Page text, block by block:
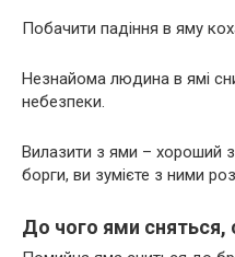
Побачити падіння в яму
Незнайома людина в ямі
небезпеки.
Вилазити з ями – хороший
борги, ви зумієте з ними
До чого ями сняться,